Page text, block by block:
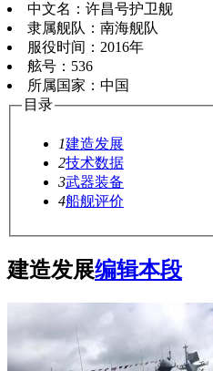
中文名： 许昌号护卫舰
隶属舰队： 南海舰队
服役时间： 2016年
舷号： 536
所属国家： 中国
目录
1建造发展
2技术数据
3武器装备
4船舰评价
建造发展编辑本段